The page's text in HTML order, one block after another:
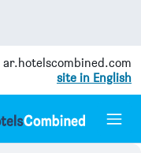
ar.hotelscombined.com
site in English